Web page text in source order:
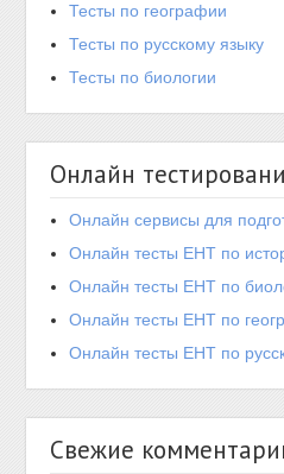
Тесты по географии
Тесты по русскому языку
Тесты по биологии
Онлайн
Онлайн сервисы для
Онлайн тесты ЕНТ по
Онлайн тесты ЕНТ по
Онлайн тесты ЕНТ по
Онлайн тесты ЕНТ по
Свежие